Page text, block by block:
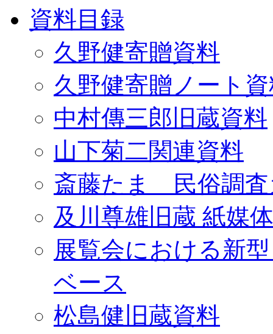
資料目録
久野健寄贈資料
久野健寄贈ノート
中村傳三郎旧蔵資料
山下菊二関連資料
斎藤たま 民俗調査
及川尊雄旧蔵 紙媒
展覧会における新
ベース
松島健旧蔵資料